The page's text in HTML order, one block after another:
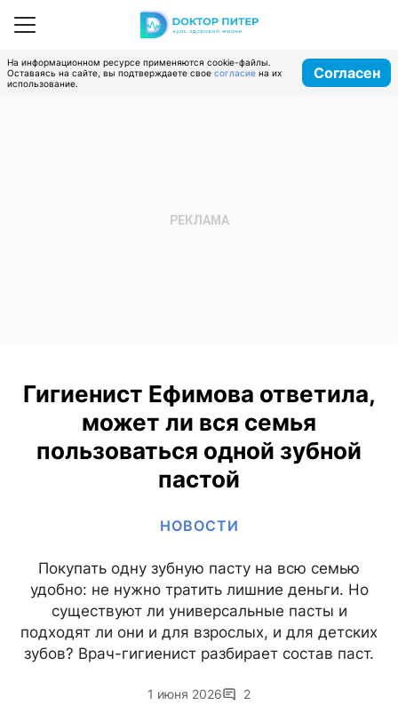
На информационном ресурсе применяются cookie-файлы.
Оставаясь на сайте, вы подтверждаете свое согласие на их
использование.
Согласен
Гигиенист Ефимова ответила,
может ли вся семья
пользоваться одной зубной
пастой
НОВОСТИ
Покупать одну зубную пасту на всю семью
удобно: не нужно тратить лишние деньги. Но
существуют ли универсальные пасты и
подходят ли они и для взрослых, и для детских
зубов? Врач-гигиенист разбирает состав паст.
1 июня 2026 2